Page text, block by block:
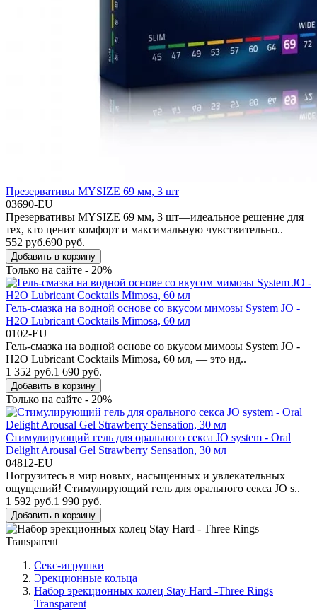
Презервативы MYSIZE 69 мм, 3 шт
03690-EU
Презервативы MYSIZE 69 мм, 3 шт—идеальное решение для
тех, кто ценит комфорт и максимальную чувствительно..
552 руб.690 руб.
Добавить в корзину
Только на сайте - 20%
Гель-смазка на водной основе со вкусом мимозы System JO -
H2O Lubricant Cocktails Mimosa, 60 мл
0102-EU
Гель-смазка на водной основе со вкусом мимозы System JO -
H2O Lubricant Cocktails Mimosa, 60 мл, — это ид..
1 352 руб.1 690 руб.
Добавить в корзину
Только на сайте - 20%
Стимулирующий гель для орального секса JO system - Oral
Delight Arousal Gel Strawberry Sensation, 30 мл
04812-EU
Погрузитесь в мир новых, насыщенных и увлекательных
ощущений! Стимулирующий гель для орального секса JO s..
1 592 руб.1 990 руб.
Добавить в корзину
Секс-игрушки
Эрекционные кольца
Набор эрекционных колец Stay Hard -Three Rings
Transparent